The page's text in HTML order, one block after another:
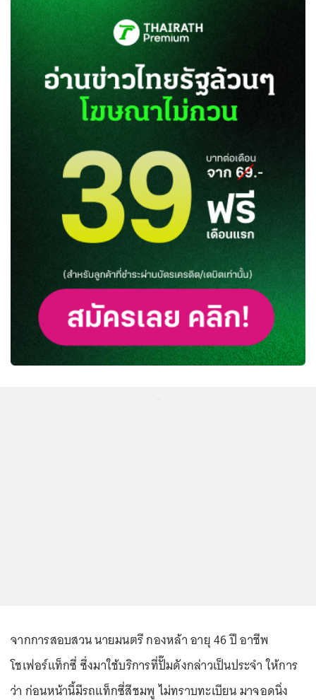
จากการสอบสวน นายมนตรี กองหล้า อายุ 46 ปี อาชีพ
โชเฟอร์แท็กซี่ ซึ่งมาใช้บริการที่ปั๊มดังกล่าวเป็นประจำ ให้การ
ว่า ก่อนหน้านี้มีรถแท็กซี่สีชมพู ไม่ทราบทะเบียน มาจอดนิ่ง